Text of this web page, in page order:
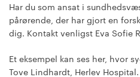
Har du som ansat i
pårørende, der har gjort en
dig. Kontakt venligst Eva Sofie
Et eksempel kan ses her, hvor
Tove Lindhardt, Herlev